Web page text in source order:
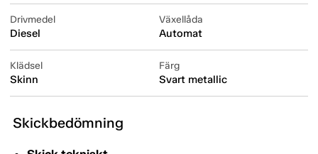
Drivmedel
Diesel
Växellåda
Automat
Klädsel
Skinn
Färg
Svart metallic
Skickbedömning